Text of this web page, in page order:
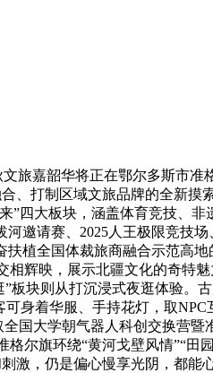
旅嘉韶华将正在鄂尔多斯市准
打制区域文旅品牌的全新摸
”四大板块，涵盖体育竞技、
邀请赛、2025人王极限竞技
植全国体裁旅商融合示范高
辉映，展示北疆文化的奇特
块则从打沉浸式夜逛体验。
身着华服、手持花灯，取
国大学朝气器人科创交换营
尔旗环绕“黄河戈壁风情”“田
激，仍是偏心慢享光阴，都能